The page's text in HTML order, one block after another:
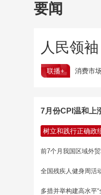
要闻
人民领
联播+ 消费市
7月份CPI温和上
树立和践行正确政
前7个月我国区域外
全国残疾人健身周活
多措并举构建高水平